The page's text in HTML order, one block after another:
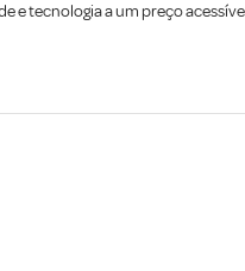
tecnologia a um preço